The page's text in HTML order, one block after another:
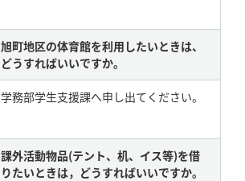
旭町地区の体育館を利用したいときは、
どうすればいいですか。
学務部学生支援課へ申し出てください。
課外活動物品(テント、机、イス等)を借
りたいときは，どうすればいいですか。